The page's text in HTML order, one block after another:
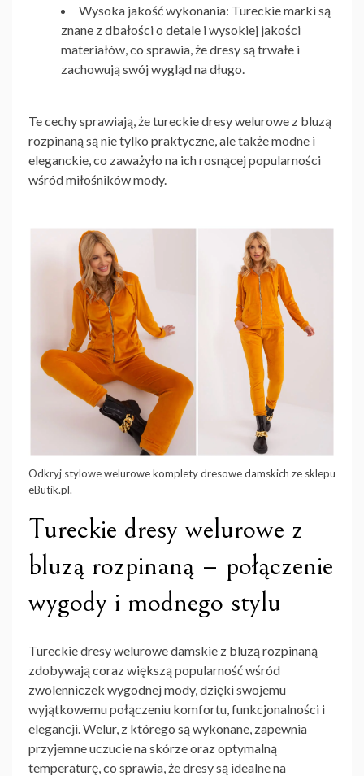
Wysoka jakość wykonania: Tureckie marki są
znane z dbałości o detale i wysokiej jakości
materiałów, co sprawia, że dresy są trwałe i
zachowują swój wygląd na długo.
Te cechy sprawiają, żetureckie dresy welurowe z bluzą
rozpinanąsą nie tylko praktyczne, ale także modne i
eleganckie, co zaważyło na ich rosnącej popularności
wśród miłośników mody.
Odkryj stylowe welurowe komplety dresowe damskich ze sklepu
eButik.pl.
Tureckie dresy welurowe z
bluzą rozpinaną – połączenie
wygody i modnego stylu
Tureckie dresy welurowe damskie z bluzą rozpinaną
zdobywają coraz większą popularność wśród
zwolenniczek wygodnej mody, dzięki swojemu
wyjątkowemu połączeniu komfortu, funkcjonalności i
elegancji. Welur, z którego są wykonane, zapewnia
przyjemne uczucie na skórze oraz optymalną
temperaturę, co sprawia, że dresy są idealne na